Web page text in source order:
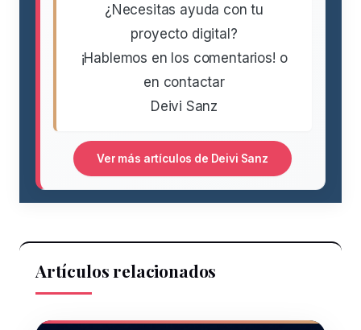
¿Necesitas ayuda con tu
proyecto digital?
¡Hablemos en los comentarios! o
en contactar
Deivi Sanz
Ver más artículos de Deivi Sanz
Artículos relacionados